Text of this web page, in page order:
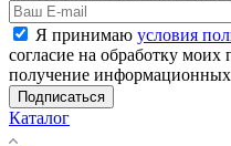
Я принимаю условия
согласие на обработку
получение
Подписаться
Каталог